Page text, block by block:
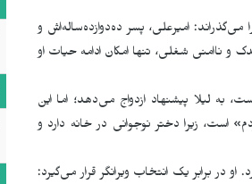
امیرعلی، پسر ده‌دوازده‌ساله‌اش و
و ناامنی شغلی، تنها امکان ادامه حیات او
به لیلا پیشنهاد ازدواج می‌دهد؛ اما این
است، زیرا دختر نوجوانی در خانه دارد و
در برابر یک انتخاب ویرانگر قرار می‌گیرد: